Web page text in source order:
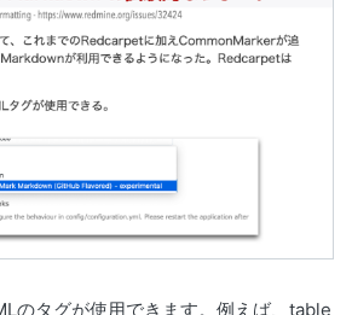
のタグが使用できます。例えば、table